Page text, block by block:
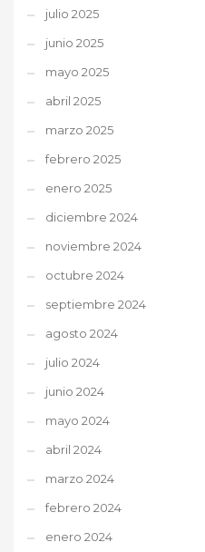
julio 2025
junio 2025
mayo 2025
abril 2025
marzo 2025
febrero 2025
enero 2025
diciembre 2024
noviembre 2024
octubre 2024
septiembre 2024
agosto 2024
julio 2024
junio 2024
mayo 2024
abril 2024
marzo 2024
febrero 2024
enero 2024